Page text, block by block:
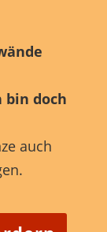
bin doch
auch
tun dies, indem